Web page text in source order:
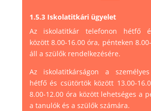
1.5.3 Iskolatitkári ügyelet
Az iskolatitkár telefonon hétfő
között 8.00-16.00 óra, pénteken
áll a szülők rendelkezésére.
Az iskolatitkárságon a
hétfő és csütörtök között 13.00-
8.00-12.00 óra között lehetséges a
a tanulók és a szülők számára.